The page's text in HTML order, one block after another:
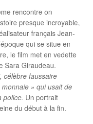
rencontre on
presque incroyable,
français Jean-
qui se situe en
le film met en vedette
Sara Giraudeau.
célèbre faussaire
» qui usait de
police. Un portrait
du début à la fin.